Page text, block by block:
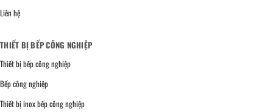
Liên hệ
THIẾT BỊ BẾP CÔNG NGHIỆP
Thiết bị bếp công nghiệp
Bếp công nghiệp
Thiết bị inox bếp công nghiệp